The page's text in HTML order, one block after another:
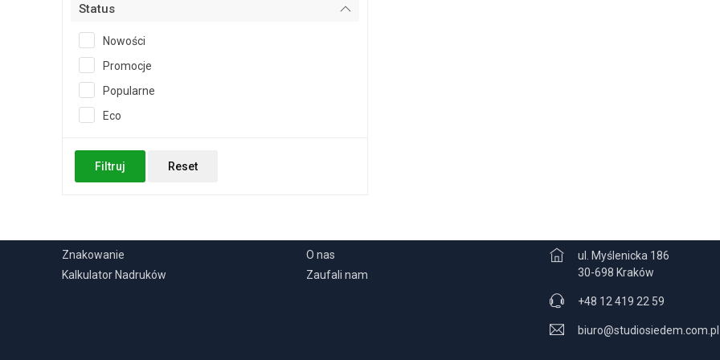
Status
Nowości
Promocje
Popularne
Eco
Filtruj Reset
Znakowanie
Kalkulator Nadruków
O nas
Zaufali nam
ul. Myślenicka 186
30-698 Kraków
+48 12 419 22 59
biuro@studiosiedem.com.pl